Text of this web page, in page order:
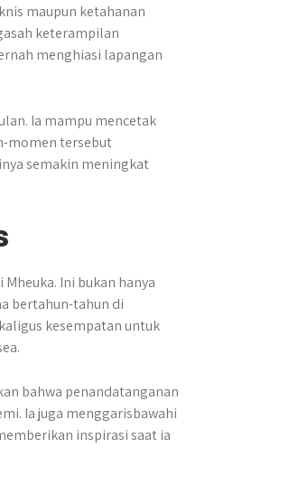
maupun ketahanan
keterampilan
menghiasi lapangan
Ia mampu mencetak
momen tersebut
semakin meningkat
Ini bukan hanya
bertahun-tahun di
kesempatan untuk
bahwa penandatanganan
Ia juga menggarisbawahi
inspirasi saat ia